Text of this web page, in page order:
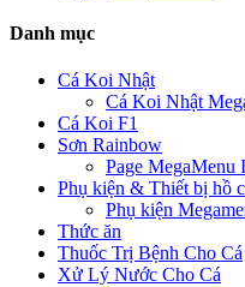
Danh mục
Cá Koi Nhật
Cá Koi Nhật
Cá Koi F1
Sơn Rainbow
Page MegaMenu
Phụ kiện & Thiết bị hồ
Phụ kiện
Thức ăn
Thuốc Trị Bệnh Cho Cá
Xử Lý Nước Cho Cá